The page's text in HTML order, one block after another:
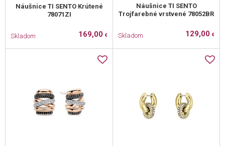
Náušnice TI SENTO Krútené
78071ZI
Skladom 169,00 €
Náušnice TI SENTO
Trojfarebné vrstvené 78052BR
Skladom 129,00 €